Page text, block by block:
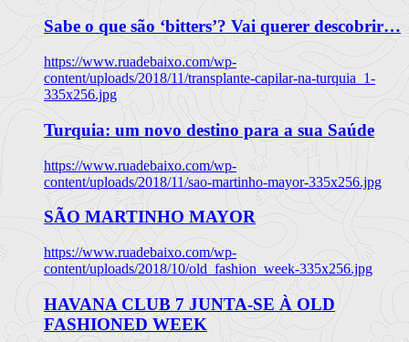
Sabe o que são ‘bitters’? Vai querer descobrir…
https://www.ruadebaixo.com/wp-
content/uploads/2018/11/transplante-capilar-na-turquia_1-
335x256.jpg
Turquia: um novo destino para a sua Saúde
https://www.ruadebaixo.com/wp-
content/uploads/2018/11/sao-martinho-mayor-335x256.jpg
SÃO MARTINHO MAYOR
https://www.ruadebaixo.com/wp-
content/uploads/2018/10/old_fashion_week-335x256.jpg
HAVANA CLUB 7 JUNTA-SE À OLD
FASHIONED WEEK